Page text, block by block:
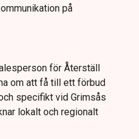
på
för Återställ
om att få till ett förbud
specifikt vid Grimsås
lokalt och regionalt